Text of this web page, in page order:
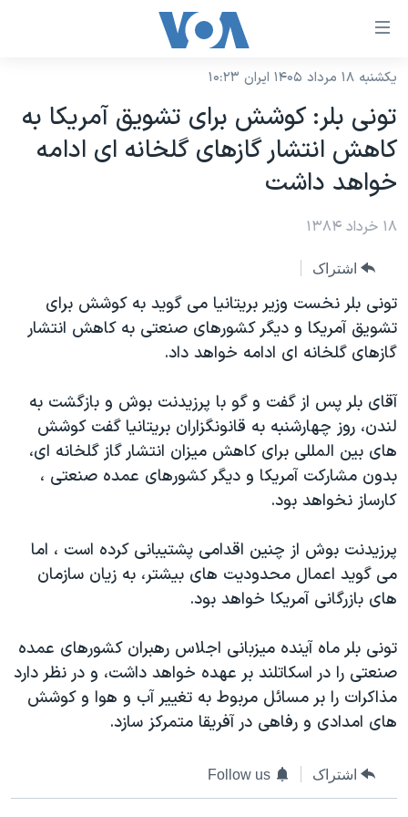
لینکهای
دسترسی
جهش
به
محتوای
اصلی
به
صفحه
جهش
به
جستجو
نسخه سبک وب‌سایت
موضوع ها
ایران
آمریکا
جهان
ورزشی
گزیده‌ها
ویژه برنامه‌ها
ویدیوها
فرهنگ و زندگی
حقوق شهروندی
اقتصادی
اسرائیل در جنگ
گالری عکس
برنامه های تلویزیونی
جدول برنامه ها
صفحه‌های ویژه
جام جهانی ۲۰۲۶
عملیات خشم حماسی
۲۵۰سالگی آمریکا
بایگانی برنامه‌های تلویزیونی
مستندها
انتخابات ریاست جمهوری آمریکا ۲۰۲۴
حمله جمهوری اسلامی به اسرائیل
ورزش زنان در ایران
اعتراضات زن، زندگی، آزادی
تریبونال مردمی آبان ۹۸
دادگاه حمید نوری
چهل سال گروگان‌گیری
اعتراضات مردمی آبان ۹۸
فرکانس‌های صدای آمریکا
پخش رادیویی
دنبال کنید
زبانهای مختلف
یکشنبه ۱۸ مرداد ۱۴۰۵ ایران ۱۰:۲۳
تونی بلر: کوشش برای تشويق آمريکا به
کاهش انتشار گازهای گلخانه ای ادامه
خواهد داشت
۱۸ خرداد ۱۳۸۴
اشتراک
تونی بلر نخست وزير بريتانيا می گويد به کوشش برای
تشويق آمريکا و ديگر کشورهای صنعتی به کاهش انتشار
گازهای گلخانه ای ادامه خواهد داد.
آقای بلر پس از گفت و گو با پرزيدنت بوش و بازگشت به
لندن، روز چهارشنبه به قانونگزاران بريتانيا گفت کوشش
های بين المللی برای کاهش ميزان انتشار گاز گلخانه ای،
بدون مشارکت آمريکا و ديگر کشورهای عمده صنعتی ،
کارساز نخواهد بود.
پرزيدنت بوش از چنين اقدامی پشتيبانی کرده است ، اما
می گويد اعمال محدوديت های بيشتر، به زيان سازمان
های بازرگانی آمريکا خواهد بود.
تونی بلر ماه آينده ميزبانی اجلاس رهبران کشورهای عمده
صنعتی را در اسکاتلند بر عهده خواهد داشت، و در نظر دارد
مذاکرات را بر مسائل مربوط به تغيير آب و هوا و کوشش
های امدادی و رفاهی در آفريقا متمرکز سازد.
اشتراک Follow us